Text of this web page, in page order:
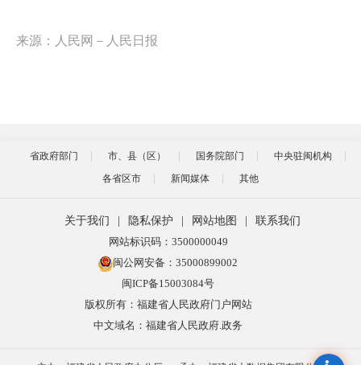
来源：人民网－人民日报
省政府部门 市、县（区） 国务院部门
中央驻闽机构
各省区市
新闻媒体 其他
关于我们 隐私保护 网站地图
联系我们
网站标识码：3500000049
闽公网安备：35000899002
闽ICP备15003084号
版权所有：福建省人民政府门户网站
中文域名：福建省人民政府.政务